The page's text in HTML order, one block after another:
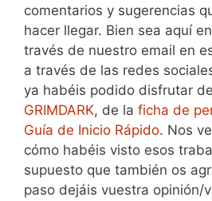
comentarios y sugerencias
hacer llegar. Bien sea aquí
través de nuestro email en
a través de las redes
ya habéis podido disfrutar
GRIMDARK, de la ficha de
Guía de Inicio Rápido. Nos
cómo habéis visto esos
supuesto que también os
paso dejáis vuestra opinión/